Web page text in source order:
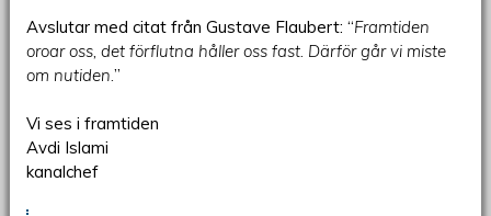
Avslutar med citat från Gustave Flaubert: “Framtiden
oroar oss, det förflutna håller oss fast. Därför går vi miste
om nutiden. ”
Vi ses i framtiden
Avdi Islami
kanalchef